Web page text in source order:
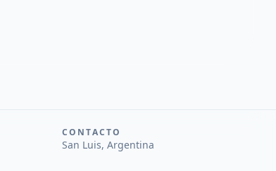
CONTACTO
San Luis, Argentina